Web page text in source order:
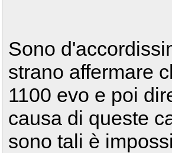
Sono
strano affermare
1100 evo e poi
causa di queste
sono tali è